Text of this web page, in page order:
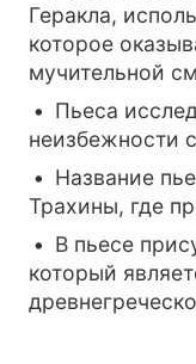
Геракла,
которое
мучительной
Пьеса
неизбежности
Название
Трахины, где
В пьесе
который